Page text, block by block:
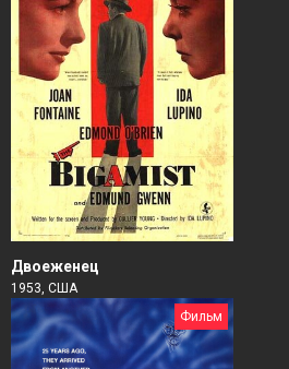
Двоеженец
1953, США
Фильм